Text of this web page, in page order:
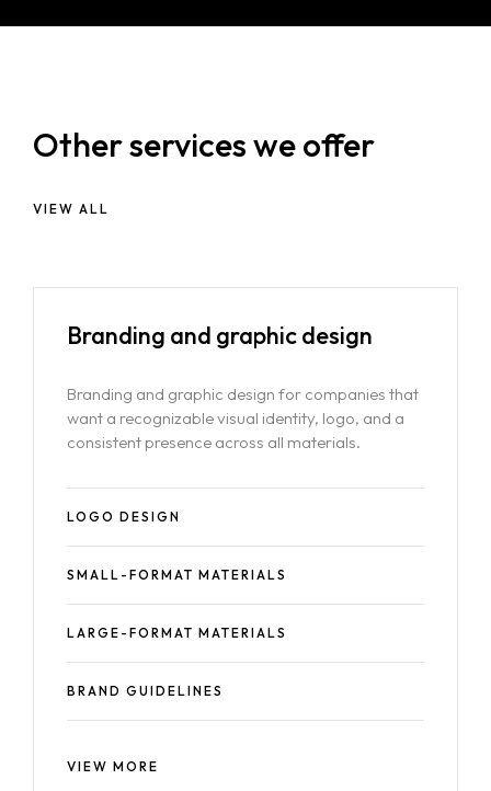
Other services we offer
VIEW ALL
Branding and graphic design
Branding and graphic design for companies that
want a recognizable visual identity, logo, and a
consistent presence across all materials.
LOGO DESIGN
SMALL-FORMAT MATERIALS
LARGE-FORMAT MATERIALS
BRAND GUIDELINES
VIEW MORE